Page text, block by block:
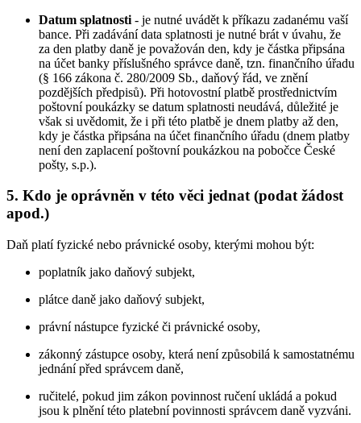
Datum splatnosti - je nutné uvádět k příkazu zadanému vaší
bance. Při zadávání data splatnosti je nutné brát v úvahu, že
za den platby daně je považován den, kdy je částka připsána
na účet banky příslušného správce daně, tzn. finančního úřadu
(§ 166 zákona č. 280/2009 Sb., daňový řád, ve znění
pozdějších předpisů). Při hotovostní platbě prostřednictvím
poštovní poukázky se datum splatnosti neudává, důležité je
však si uvědomit, že i při této platbě je dnem platby až den,
kdy je částka připsána na účet finančního úřadu (dnem platby
není den zaplacení poštovní poukázkou na pobočce České
pošty, s.p.).
5. Kdo je oprávněn v této věci jednat (podat žádost
apod.)
Daň platí fyzické nebo právnické osoby, kterými mohou být:
poplatník jako daňový subjekt,
plátce daně jako daňový subjekt,
právní nástupce fyzické či právnické osoby,
zákonný zástupce osoby, která není způsobilá k samostatnému
jednání před správcem daně,
ručitelé, pokud jim zákon povinnost ručení ukládá a pokud
jsou k plnění této platební povinnosti správcem daně vyzváni.